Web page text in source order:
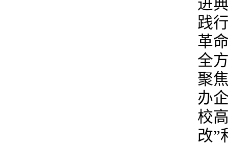
进
践
革
全
聚
办
校
改”